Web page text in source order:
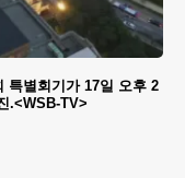
특별회기가 17일 오후 2
.<WSB-TV>